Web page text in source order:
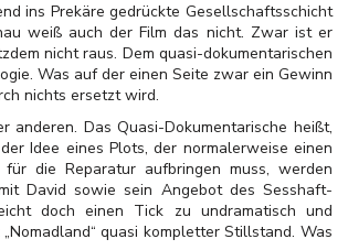
ins Prekäre gedrückte Gesellschaftsschicht
weiß auch der Film das nicht. Zwar ist er
nicht raus. Dem quasi-dokumentarischen
Was auf der einen Seite zwar ein Gewinn
nichts ersetzt wird.
Das Quasi-Dokumentarische heißt,
Idee eines Plots, der normalerweise einen
die Reparatur aufbringen muss, werden
David sowie sein Angebot des Sesshaft-
doch einen Tick zu undramatisch und
quasi kompletter Stillstand. Was